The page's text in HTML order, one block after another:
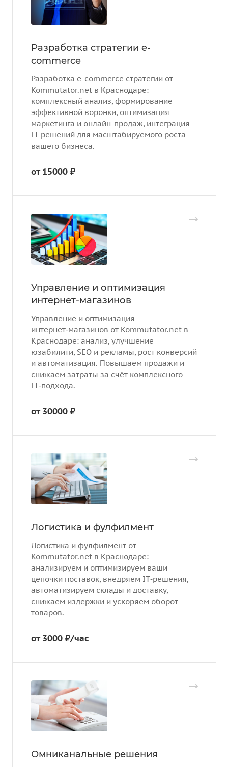
Разработка стратегии e-
commerce
Разработка e-commerce стратегии от
Kommutator.net в Краснодаре:
комплексный анализ, формирование
эффективной воронки, оптимизация
маркетинга и онлайн-продаж, интеграция
IT-решений для масштабируемого роста
вашего бизнеса.
от 15000 ₽
Управление и оптимизация
интернет-магазинов
Управление и оптимизация
интернет‑магазинов от Kommutator.net в
Краснодаре: анализ, улучшение
юзабилити, SEO и рекламы, рост конверсий
и автоматизация. Повышаем продажи и
снижаем затраты за счёт комплексного
IT‑подхода.
от 30000 ₽
Логистика и фулфилмент
Логистика и фулфилмент от
Kommutator.net в Краснодаре:
анализируем и оптимизируем ваши
цепочки поставок, внедряем IT‑решения,
автоматизируем склады и доставку,
снижаем издержки и ускоряем оборот
товаров.
от 3000 ₽/час
Омниканальные решения